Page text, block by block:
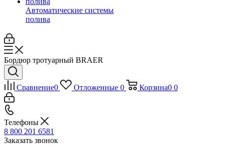
Автоматические системы
полива
Бордюр тротуарный BRAER
Сравнение0 Отложенные 0 Корзина0 0
Телефоны
8 800 201 6581
Заказать звонок